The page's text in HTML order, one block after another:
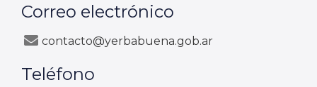
Correo electrónico
contacto@yerbabuena.gob.ar
Teléfono